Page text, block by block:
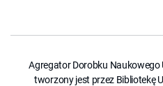
Agregator Dorobku Naukowego
tworzony jest przez Bibliotekę